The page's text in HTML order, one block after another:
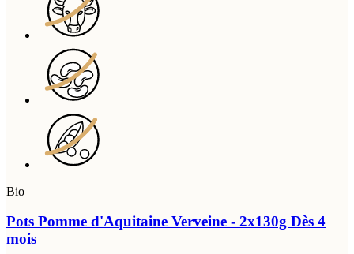
Bio
Pots Pomme d'Aquitaine Verveine - 2x130g Dès 4
mois